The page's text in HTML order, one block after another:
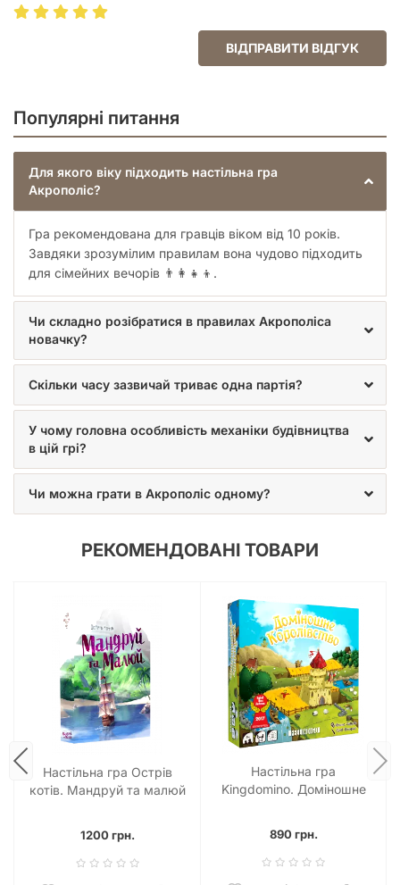
ВІДПРАВИТИ ВІДГУК
Популярні питання
Для якого віку підходить настільна гра
Акрополіс?
Гра рекомендована для гравців віком від 10 років.
Завдяки зрозумілим правилам вона чудово підходить
для сімейних вечорів 👨‍👩‍👧‍👦.
Чи складно розібратися в правилах Акрополіса
новачку?
Скільки часу зазвичай триває одна партія?
У чому головна особливість механіки будівництва
в цій грі?
Чи можна грати в Акрополіс одному?
РЕКОМЕНДОВАНІ ТОВАРИ
Настільна гра Острів
котів. Мандруй та малюй
1200 грн.
Настільна гра
Kingdomino. Доміношне
890 грн.